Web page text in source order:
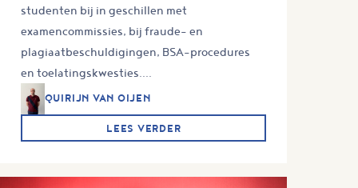
studenten bij in geschillen met
examencommissies, bij fraude- en
plagiaatbeschuldigingen, BSA-procedures
en toelatingskwesties....
QUIRIJN VAN OIJEN
LEES VERDER